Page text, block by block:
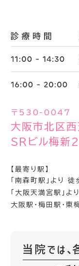
〒530-0047
大阪市北区
SRビル梅新
【最寄り駅】
「南森町駅」より
「大阪天満宮駅」よ
大阪駅・梅田駅・